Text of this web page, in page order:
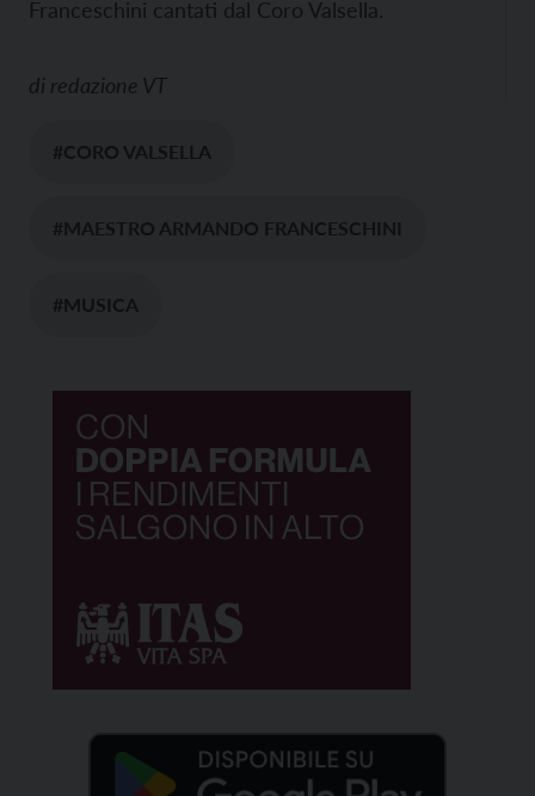
Franceschini cantati dal Coro Valsella.
di redazione VT
#CORO VALSELLA
#MAESTRO ARMANDO FRANCESCHINI
#MUSICA